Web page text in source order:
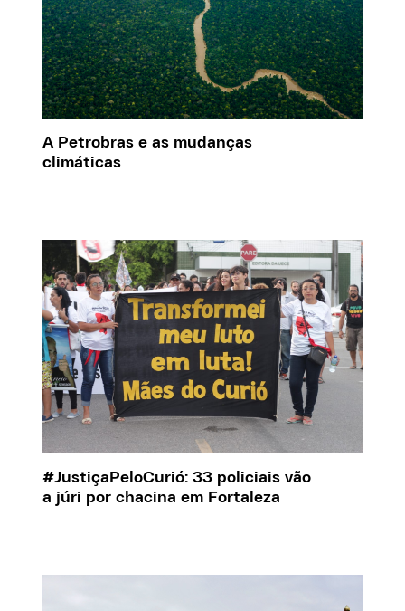
A Petrobras e as mudanças
climáticas
#JustiçaPeloCurió: 33 policiais vão
a júri por chacina em Fortaleza